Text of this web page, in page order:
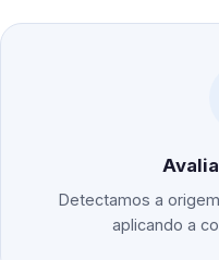
Detectamos a
aplicando a